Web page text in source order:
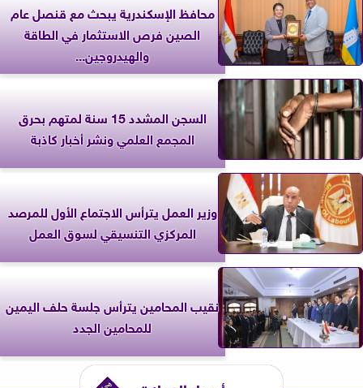
محافظ الإسكندرية يبحث مع قنصل عام
الصين فرص الاستثمار في الطاقة
والهيدروجين...
السجن المشدد 15 سنة لمتهم بحرق
المجمع العلمي ونشر أخبار كاذبة
وزير العمل يترأس الاجتماع الأول للمرصد
المركزي التنسيقي لسوق العمل
نقيب المحامين يترأس جلسة حلف اليمين
للمحامين الجدد